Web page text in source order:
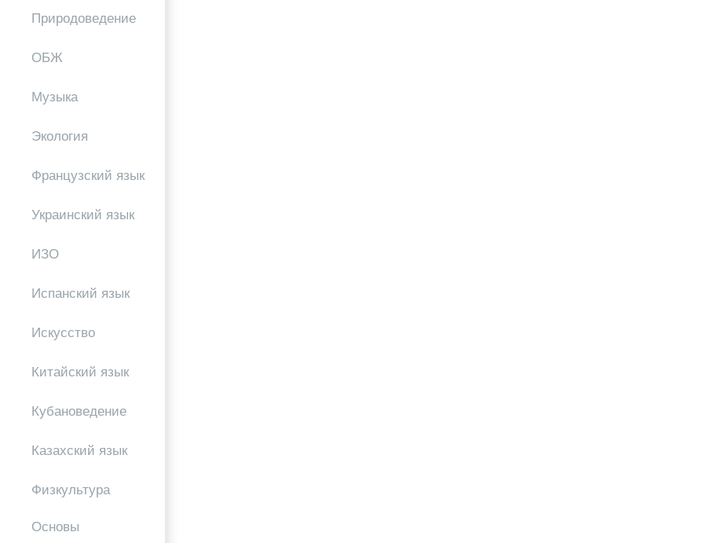
Природоведение
ОБЖ
Музыка
Экология
Французский язык
Украинский язык
ИЗО
Испанский язык
Искусство
Китайский язык
Кубановедение
Казахский язык
Физкультура
Основы